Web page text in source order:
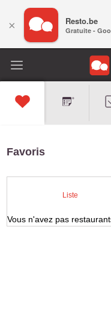
Favoris
Liste
Vous n'avez pas
× Resto.be
Gratuite -